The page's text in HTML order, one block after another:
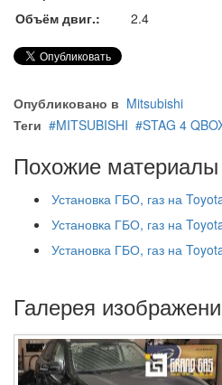
Объём двиг.:
2.4
Опубликовано в Mitsubishi
Теги
MITSUBISHI STAG 4
Похожие материалы
Установка ГБО, газ на
Установка ГБО, газ на
Установка ГБО, газ на
Галерея